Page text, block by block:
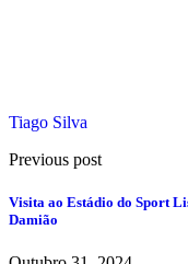
Tiago Silva
Previous post
Visita ao Estádio do Sport
Damião